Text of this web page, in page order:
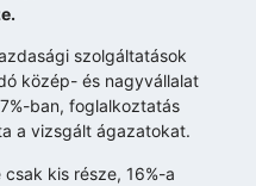
szolgáltatások
közép- és nagyvállalat
ban, foglalkoztatás
a vizsgált ágazatokat.
kis része, 16%-a